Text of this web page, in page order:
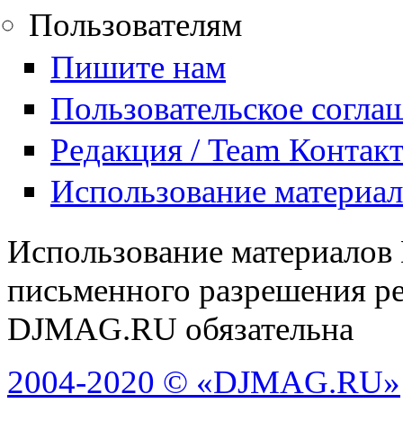
Пользователям
Пишите нам
Пользовательское
Редакция / Team
Использование
Использование
письменного разрешения
DJMAG.RU обязательна
2004-2020 © «DJMAG.RU»